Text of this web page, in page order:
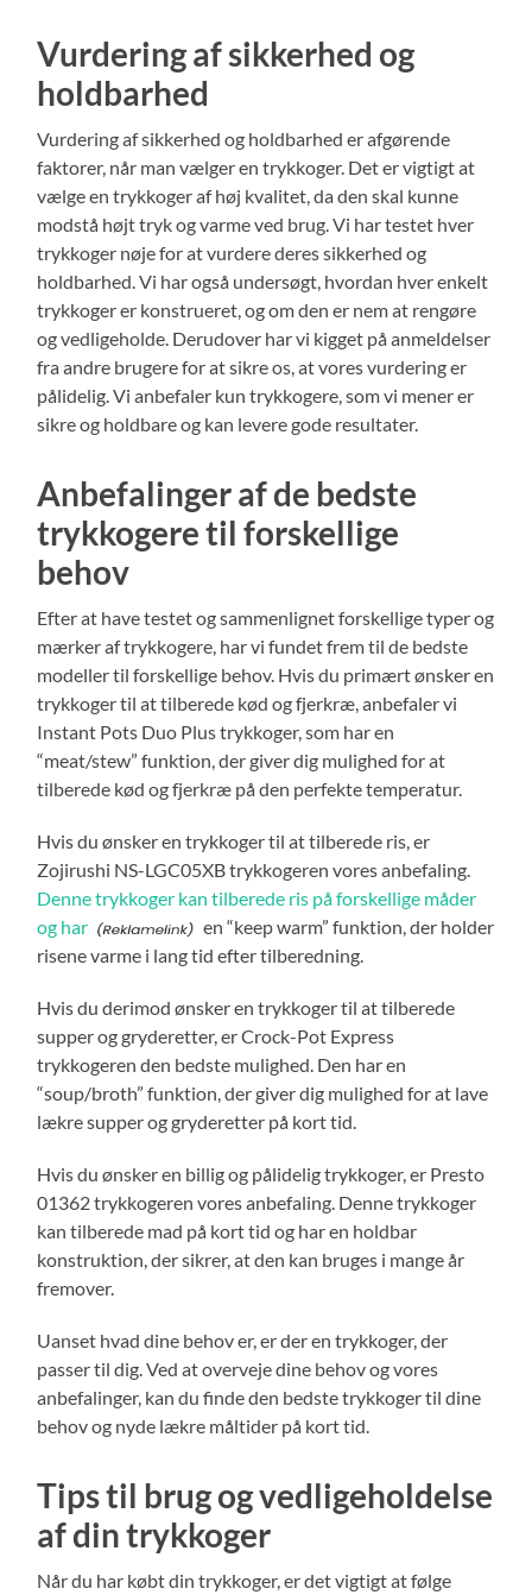
Vurdering af sikkerhed og
holdbarhed
Vurdering af sikkerhed og holdbarhed er afgørende
faktorer, når man vælger en trykkoger. Det er vigtigt at
vælge en trykkoger af høj kvalitet, da den skal kunne
modstå højt tryk og varme ved brug. Vi har testet hver
trykkoger nøje for at vurdere deres sikkerhed og
holdbarhed. Vi har også undersøgt, hvordan hver enkelt
trykkoger er konstrueret, og om den er nem at rengøre
og vedligeholde. Derudover har vi kigget på anmeldelser
fra andre brugere for at sikre os, at vores vurdering er
pålidelig. Vi anbefaler kun trykkogere, som vi mener er
sikre og holdbare og kan levere gode resultater.
Anbefalinger af de bedste
trykkogere til forskellige
behov
Efter at have testet og sammenlignet forskellige typer og
mærker af trykkogere, har vi fundet frem til de bedste
modeller til forskellige behov. Hvis du primært ønsker en
trykkoger til at tilberede kød og fjerkræ, anbefaler vi
Instant Pots Duo Plus trykkoger, som har en
“meat/stew” funktion, der giver dig mulighed for at
tilberede kød og fjerkræ på den perfekte temperatur.
Hvis du ønsker en trykkoger til at tilberede ris, er
Zojirushi NS-LGC05XB trykkogeren vores anbefaling.
Denne trykkoger kan tilberede ris på forskellige måder
og har
en “keep warm” funktion, der holder
risene varme i lang tid efter tilberedning.
Hvis du derimod ønsker en trykkoger til at tilberede
supper og gryderetter, er Crock-Pot Express
trykkogeren den bedste mulighed. Den har en
“soup/broth” funktion, der giver dig mulighed for at lave
lækre supper og gryderetter på kort tid.
Hvis du ønsker en billig og pålidelig trykkoger, er Presto
01362 trykkogeren vores anbefaling. Denne trykkoger
kan tilberede mad på kort tid og har en holdbar
konstruktion, der sikrer, at den kan bruges i mange år
fremover.
Uanset hvad dine behov er, er der en trykkoger, der
passer til dig. Ved at overveje dine behov og vores
anbefalinger, kan du finde den bedste trykkoger til dine
behov og nyde lækre måltider på kort tid.
Tips til brug og vedligeholdelse
af din trykkoger
Når du har købt din trykkoger, er det vigtigt at følge